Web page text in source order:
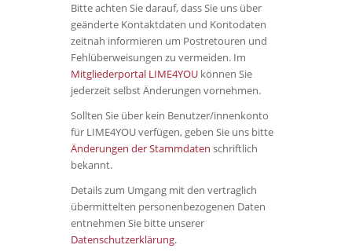
Bitte achten Sie darauf, dass Sie uns über
geänderte Kontaktdaten und Kontodaten
zeitnah informieren um Postretouren und
Fehlüberweisungen zu vermeiden. Im
Mitgliederportal LIME4YOU können Sie
jederzeit selbst Änderungen vornehmen.
Sollten Sie über kein Benutzer/innenkonto
für LIME4YOU verfügen, geben Sie uns bitte
Änderungen der Stammdaten schriftlich
bekannt.
Details zum Umgang mit den vertraglich
übermittelten personenbezogenen Daten
entnehmen Sie bitte unserer
Datenschutzerklärung.